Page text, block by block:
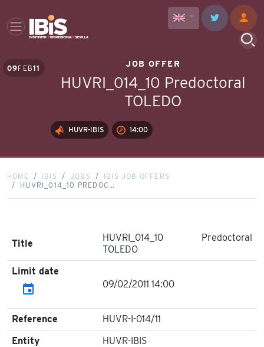
09FEB11 JOB OFFER
HUVRI_014_10 Predoctoral
TOLEDO
HUVR-IBIS 14:00
HOME IBIS JOBS
IBIS JOB OFFERS
HUVRI_014_10 PREDOC…
Title
HUVRI_014_10 Predoctoral
TOLEDO
Limit date
event 09/02/2011 14:00
Reference
HUVR-I-014/11
Entity
HUVR-IBIS